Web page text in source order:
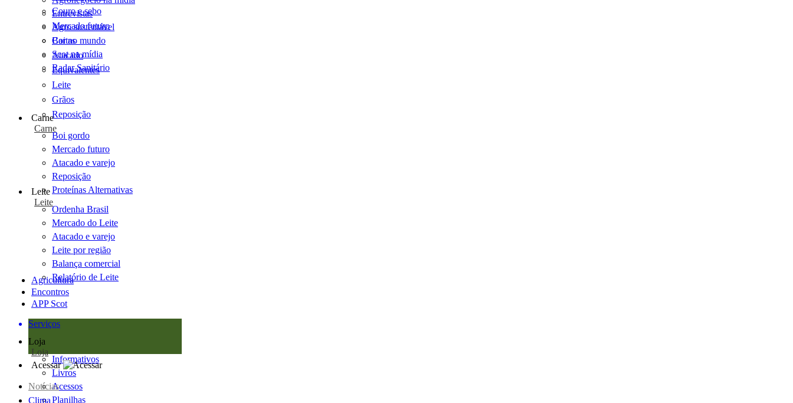
Entrevistas
Agro sustentável
Cartas
Scot na mídia
Radar Sanitário
Couro e sebo
Mercado futuro
Boi no mundo
Atacado
Equivalentes
Leite
Grãos
Reposição
Carne
Carne
Boi gordo
Mercado futuro
Atacado e varejo
Reposição
Proteínas Alternativas
Leite
Leite
Ordenha Brasil
Mercado do Leite
Atacado e varejo
Leite por região
Balança comercial
Relatório de Leite
Agricultura
Encontros
APP Scot
Serviços
Loja
Loja
Informativos
Livros
Acessos
Planilhas
Acessar
Notícias
Clima